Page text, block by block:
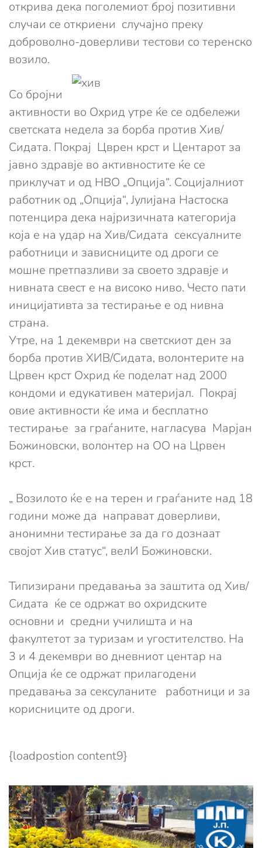
открива дека поголемиот број позитивни
случаи се откриени случајно преку
доброволно-доверливи тестови со теренско
возило.
Со бројни
активности во Охрид утре ќе се одбележи
светската недела за борба против Хив/
Сидата. Покрај Цврен крст и Центарот за
јавно здравје во активностите ќе се
приклучат и од НВО „Опција“. Социјалниот
работник од „Опција“, Јулијана Настоска
потенцира дека најризичната категорија
која е на удар на Хив/Сидата сексуалните
работници и зависниците од дроги се
мошне претпазливи за своето здравје и
нивната свест е на високо ниво. Често пати
иницијативта за тестирање е од нивна
страна.
Утре, на 1 декември на светскиот ден за
борба против ХИВ/Сидата, волонтерите на
Црвен крст Охрид ќе поделат над 2000
кондоми и едукативен материјал. Покрај
овие активности ќе има и бесплатно
тестирање за граѓаните, нагласува Марјан
Божиновски, волонтер на ОО на Црвен
крст.
„ Возилото ќе е на терен и граѓаните над 18
години може да направат доверливи,
анонимни тестирање за да го дознаат
својот Хив статус“, велИ Божиновски.
Типизирани предавања за заштита од Хив/
Сидата ќе се одржат во охридските
основни и средни училишта и на
факултетот за туризам и угостителство. На
3 и 4 декември во дневниот центар на
Опција ќе се одржат прилагодени
предавања за сексуланите работници и за
корисниците од дроги.
{loadpostion content9}